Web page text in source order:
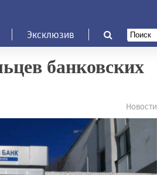
Эксклюзив
банковских
Новости